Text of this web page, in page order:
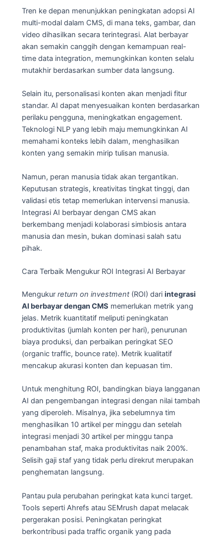
Tren ke depan menunjukkan peningkatan adopsi AI
multi-modal dalam CMS, di mana teks, gambar, dan
video dihasilkan secara terintegrasi. Alat berbayar
akan semakin canggih dengan kemampuan real-
time data integration, memungkinkan konten selalu
mutakhir berdasarkan sumber data langsung.
Selain itu, personalisasi konten akan menjadi fitur
standar. AI dapat menyesuaikan konten berdasarkan
perilaku pengguna, meningkatkan engagement.
Teknologi NLP yang lebih maju memungkinkan AI
memahami konteks lebih dalam, menghasilkan
konten yang semakin mirip tulisan manusia.
Namun, peran manusia tidak akan tergantikan.
Keputusan strategis, kreativitas tingkat tinggi, dan
validasi etis tetap memerlukan intervensi manusia.
Integrasi AI berbayar dengan CMS akan
berkembang menjadi kolaborasi simbiosis antara
manusia dan mesin, bukan dominasi salah satu
pihak.
Cara Terbaik Mengukur ROI Integrasi AI Berbayar
Mengukur return on investment(ROI) dari integrasi
AI berbayar dengan CMS memerlukan metrik yang
jelas. Metrik kuantitatif meliputi peningkatan
produktivitas (jumlah konten per hari), penurunan
biaya produksi, dan perbaikan peringkat SEO
(organic traffic, bounce rate). Metrik kualitatif
mencakup akurasi konten dan kepuasan tim.
Untuk menghitung ROI, bandingkan biaya langganan
AI dan pengembangan integrasi dengan nilai tambah
yang diperoleh. Misalnya, jika sebelumnya tim
menghasilkan 10 artikel per minggu dan setelah
integrasi menjadi 30 artikel per minggu tanpa
penambahan staf, maka produktivitas naik 200%.
Selisih gaji staf yang tidak perlu direkrut merupakan
penghematan langsung.
Pantau pula perubahan peringkat kata kunci target.
Tools seperti Ahrefs atau SEMrush dapat melacak
pergerakan posisi. Peningkatan peringkat
berkontribusi pada traffic organik yang pada